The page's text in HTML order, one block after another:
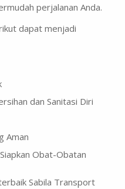
perjalanan Anda.
dapat menjadi
dan Sanitasi Diri
Aman
Obat-Obatan
Sabila Transport